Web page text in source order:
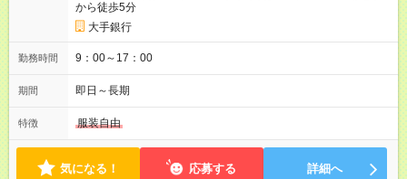
から徒歩5分
大手銀行
勤務時間 9：00～17：00
期間 即日～長期
特徴 服装自由
気になる！ 応募する 詳細へ